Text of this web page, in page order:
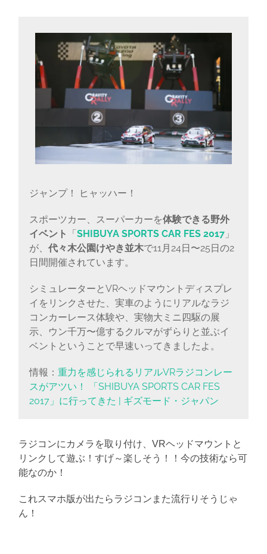
ジャンプ！ ヒャッハー！
スポーツカー、スーパーカーを体験できる野外
イベント
「 SHIBUYA SPORTS CAR FES 2017」
が、 代々木公園けやき並木で11月24日〜25日の2
日間開催されています。
シミュレーターとVRヘッドマウントディスプレ
イをリンクさせた、実車のようにリアルなラジ
コンカーレース体験や、実物大ミニ四駆の展
示、ウン千万〜億するクルマがずらりと並ぶイ
ベントということで早速いってきましたよ。
情報： 重力を感じられるリアルVRラジコンレー
スがアツい！ 「SHIBUYA SPORTS CAR FES
2017」に行ってきた | ギズモード・ジャパン
ラジコンにカメラを取り付け、VRヘッドマウントと
リンクして遊ぶ！すげ～楽しそう！！今の技術なら可
能なのか！
これスマホ版が出たらラジコンまた流行りそうじゃ
ん！